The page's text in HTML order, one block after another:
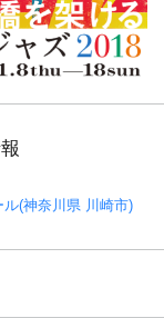
(神奈川県 川崎市)